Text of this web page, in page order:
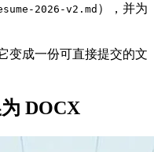
2026-v2.md ），并为
变成一份可直接提交的文
DOCX